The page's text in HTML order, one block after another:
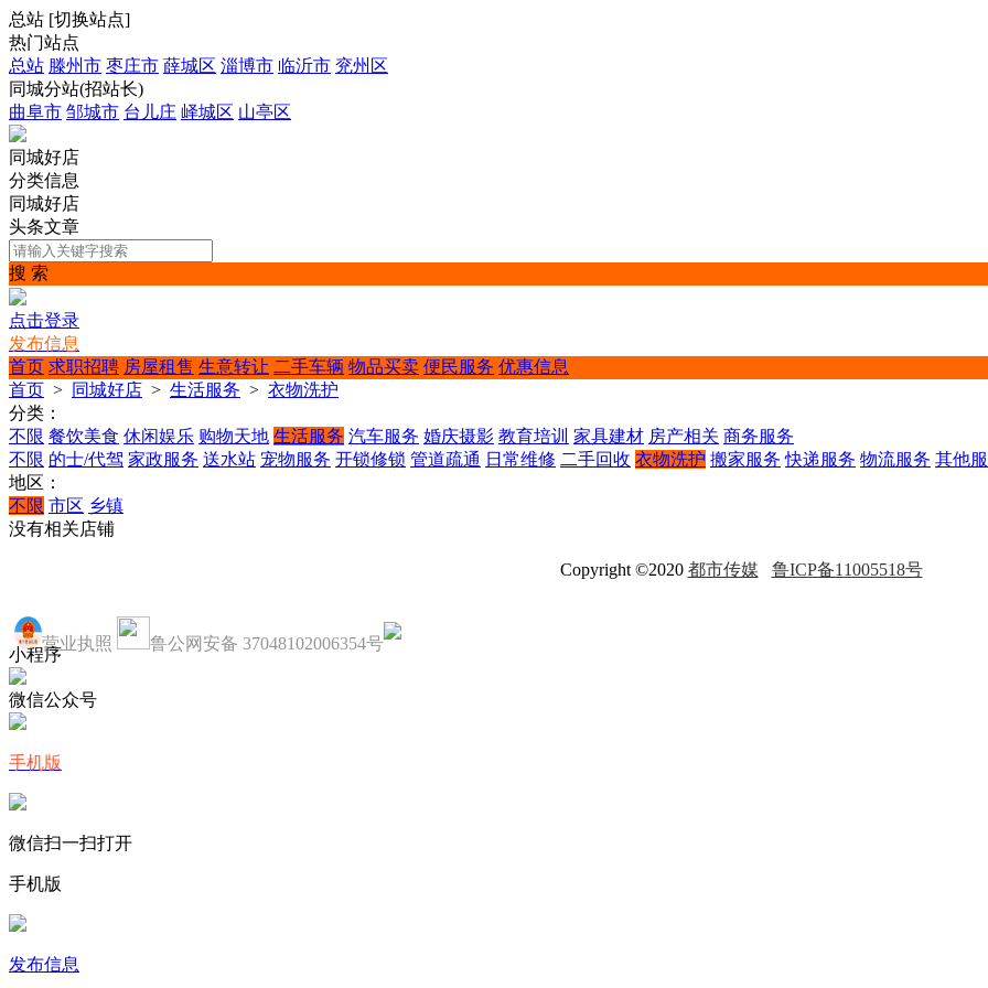
总站 [切换站点]
热门站点
总站 滕州市 枣庄市 薛城区 淄博市 临沂市 兖州区
同城分站(招站长)
曲阜市 邹城市 台儿庄 峄城区 山亭区
同城好店
分类信息
同城好店
头条文章
搜 索
点击登录
发布信息
首页 求职招聘 房屋租售 生意转让 二手车辆 物品买卖 便民服务 优惠信息
首页 > 同城好店 > 生活服务 > 衣物洗护
分类：
不限 餐饮美食 休闲娱乐 购物天地 生活服务 汽车服务 婚庆摄影 教育培训 家具建材 房产相关 商务服务
不限 的士/代驾 家政服务 送水站 宠物服务 开锁修锁 管道疏通 日常维修 二手回收 衣物洗护 搬家服务 快递服务 物流服务 其他
地区：
不限 市区 乡镇
没有相关店铺
Copyright ©2020 都市传媒 鲁ICP备11005518号
营业执照 鲁公网安备 37048102006354号
小程序
微信公众号
手机版
微信扫一扫打开
手机版
发布信息